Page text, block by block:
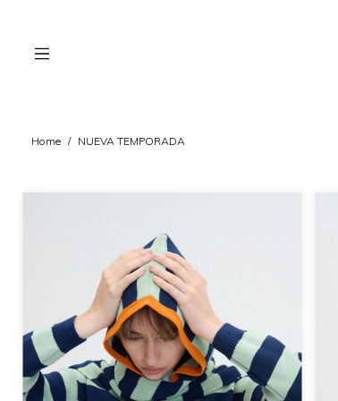
Home / NUEVA TEMPORADA